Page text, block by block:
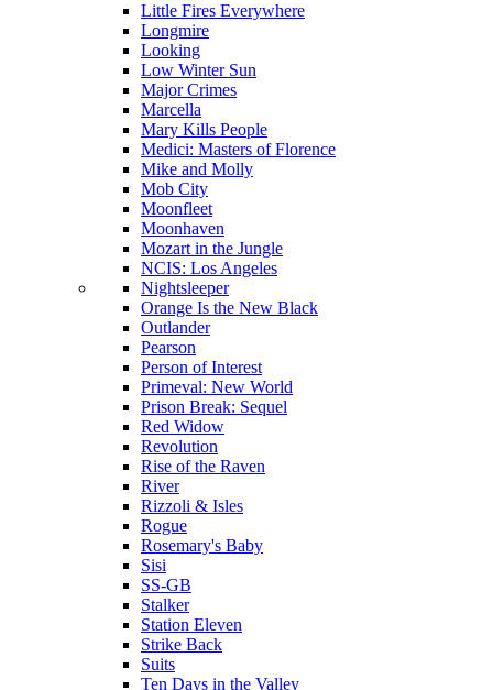
Little Fires Everywhere
Longmire
Looking
Low Winter Sun
Major Crimes
Marcella
Mary Kills People
Medici: Masters of Florence
Mike and Molly
Mob City
Moonfleet
Moonhaven
Mozart in the Jungle
NCIS: Los Angeles
Nightsleeper
Orange Is the New Black
Outlander
Pearson
Person of Interest
Primeval: New World
Prison Break: Sequel
Red Widow
Revolution
Rise of the Raven
River
Rizzoli & Isles
Rogue
Rosemary's Baby
Sisi
SS-GB
Stalker
Station Eleven
Strike Back
Suits
Ten Days in the Valley